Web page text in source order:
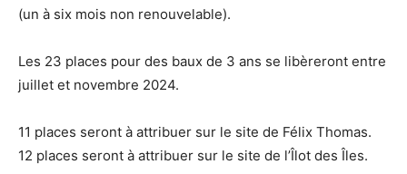
(un à six mois non renouvelable).
Les 23 places pour des baux de 3 ans se libèreront entre
juillet et novembre 2024.
11 places seront à attribuer sur le site de Félix Thomas.
12 places seront à attribuer sur le site de l’Îlot des Îles.